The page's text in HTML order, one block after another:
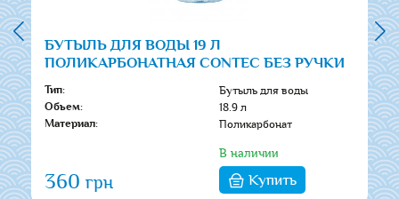
БУТЫЛЬ ДЛЯ ВОДЫ 19 Л
ПОЛИКАРБОНАТНАЯ CONTEC БЕЗ РУЧКИ
Тип: Бутыль для воды
Обьем: 18.9 л
Материал: Поликарбонат
360 грн
В наличии
Купить